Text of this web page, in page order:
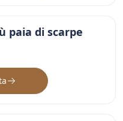
paia di scarpe